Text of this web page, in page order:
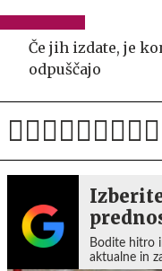
Če jih izdate, je
odpuščajo
Bodite hitro
aktualne in